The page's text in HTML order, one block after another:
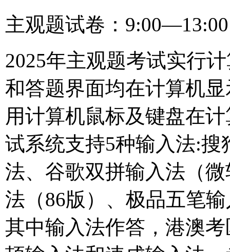
主观题试卷：
2025年主观题考试实行
和答题界面均在计算机
用计算机鼠标及键盘在
试系统支持5种输入法:搜
法、谷歌双拼输入法（
法（86版）、极品五笔
其中输入法作答，港澳